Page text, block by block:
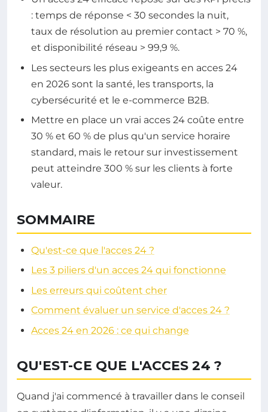
: temps de réponse < 30 secondes la nuit,
taux de résolution au premier contact > 70 %,
et disponibilité réseau > 99,9 %.
Les secteurs les plus exigeants en acces 24
en 2026 sont la santé, les transports, la
cybersécurité et le e-commerce B2B.
Mettre en place un vrai acces 24 coûte entre
30 % et 60 % de plus qu'un service horaire
standard, mais le retour sur investissement
peut atteindre 300 % sur les clients à forte
valeur.
SOMMAIRE
Qu'est-ce que l'acces 24 ?
Les 3 piliers d'un acces 24 qui fonctionne
Les erreurs qui coûtent cher
Comment évaluer un service d'acces 24 ?
Acces 24 en 2026 : ce qui change
QU'EST-CE QUE L'ACCES 24 ?
Quand j'ai commencé à travailler dans le conseil